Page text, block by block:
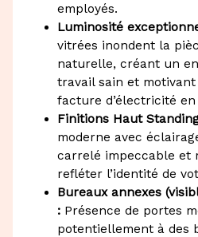
employés.
Luminosité
vitrées inondent la
naturelle, créant un
travail sain et
facture d’électricité en
Finitions Haut
moderne avec
carrelé impeccable et
refléter l’identité de
Bureaux annexes
:Présence de portes
potentiellement à des